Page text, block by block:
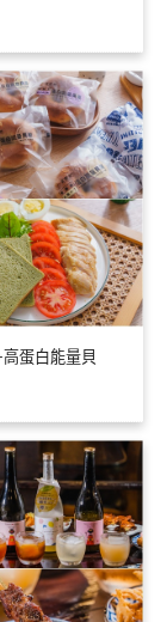
蛋白能量貝